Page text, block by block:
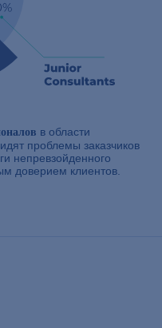
в области
проблемы заказчиков
непревзойденного
доверием клиентов.